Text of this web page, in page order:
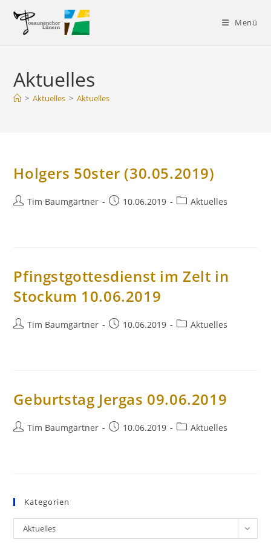
Inhalt
springen
Menü
Aktuelles
> Aktuelles > Aktuelles
Holgers 50ster (30.05.2019)
Beitrags-
Tim Baumgärtner
Beitrag10.06.2019
Beitrags-
Aktuelles
Pfingstgottesdienst im Zelt in
Stockum 10.06.2019
Beitrags-
Tim Baumgärtner
Beitrag10.06.2019
Beitrags-
Aktuelles
Geburtstag Jergas 09.06.2019
Beitrags-
Tim Baumgärtner
Beitrag10.06.2019
Beitrags-
Aktuelles
Kategorien
Kategorien
Aktuelles